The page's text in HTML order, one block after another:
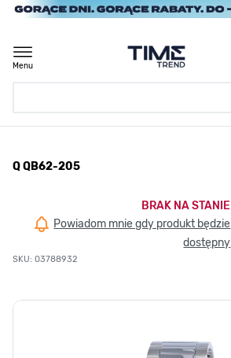
Przejdź do treści
Menu
/
Q QB62-205
Q QB62-205
BRAK NA STANIE
Powiadom mnie gdy produkt będzie
dostępny
SKU: 03788932